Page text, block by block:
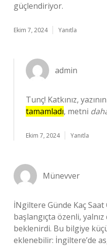
güçlendiriyor.
Ekim 7, 2024 Yanıtla
admin
Tunç! Katkınız,
tamamladı, metni
Ekim 7, 2024 Yanıtla
Münevver
İNgiltere Günde Kaç Saat
başlangıçta özenli,
beklenirdi. Bu bilgiye
eklenebilir: İngiltere’de